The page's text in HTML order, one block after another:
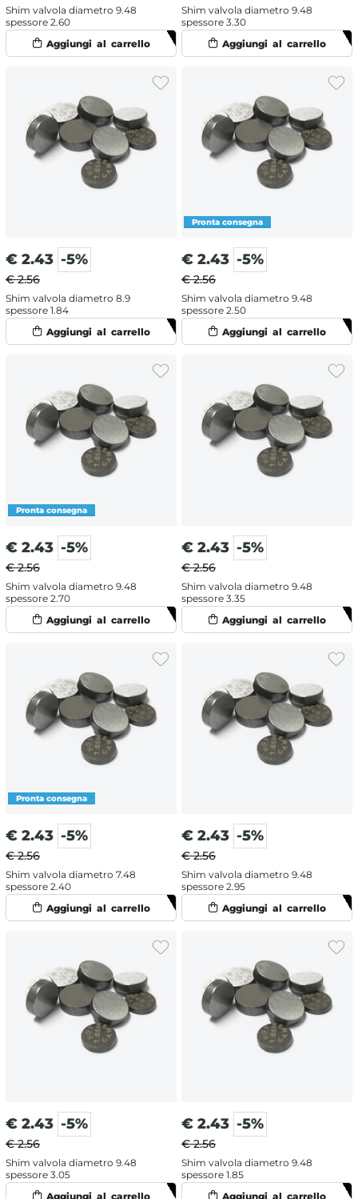
Shim valvola diametro 9.48
spessore 2.60
Shim valvola diametro 9.48
spessore 3.30
€ 2.43 -5%
€ 2.56
Shim valvola diametro 8.9
spessore 1.84
€ 2.43 -5%
€ 2.56
Shim valvola diametro 9.48
spessore 2.50
€ 2.43 -5%
€ 2.56
Shim valvola diametro 9.48
spessore 2.70
€ 2.43 -5%
€ 2.56
Shim valvola diametro 9.48
spessore 3.35
€ 2.43 -5%
€ 2.56
Shim valvola diametro 7.48
spessore 2.40
€ 2.43 -5%
€ 2.56
Shim valvola diametro 9.48
spessore 2.95
€ 2.43 -5%
€ 2.56
Shim valvola diametro 9.48
spessore 3.05
€ 2.43 -5%
€ 2.56
Shim valvola diametro 9.48
spessore 1.85